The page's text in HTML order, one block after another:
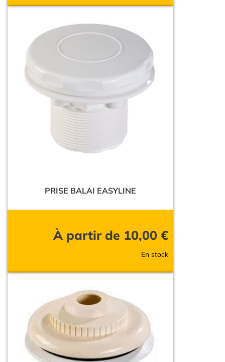
PRISE BALAI EASYLINE
À partir de 10,00 €
En stock